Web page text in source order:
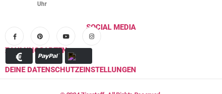
Uhr
SOCIAL MEDIA
ZAHLUNGSARTEN
DEINE DATENSCHUTZEINSTELLUNGEN